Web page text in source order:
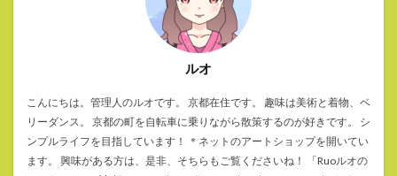
ルオ
こんにちは。管理人のルオです。 京都在住です。 趣味は美術と着物、ベ
リーダンス。 京都の町を自転車に乗りながら散策するのが好きです。 シ
ンプルライフを目指しています！ ＊ネットのアートショップを開いてい
ます。 興味がある方は、是非、そちらもご覧くださいね！ 「Ruoルオの